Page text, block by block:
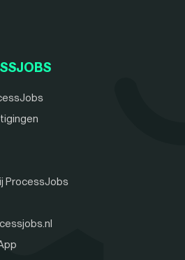
ProcessJobs